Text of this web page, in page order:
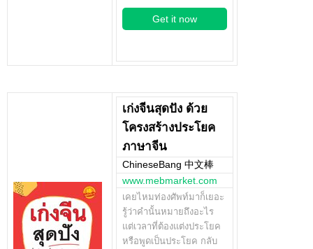
Get it now
เก่งจีนสุดปัง ด้วย
โครงสร้างประโยค
ภาษาจีน
ChineseBang 中文棒
www.mebmarket.com
เคยไหมท่องศัพท์มาก็เยอะ
รู้ว่าคำนั้นหมายถึงอะไร
แต่เวลาที่ต้องแต่งประโยค
หรือพูดเป็นประโยค กลับ